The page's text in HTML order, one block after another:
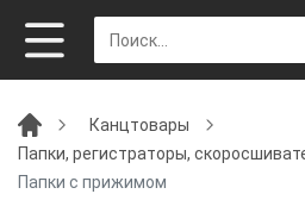
Канцтовары
Папки, регистраторы,
Папки с прижимом